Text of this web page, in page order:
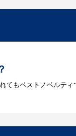
もベストノベルテ